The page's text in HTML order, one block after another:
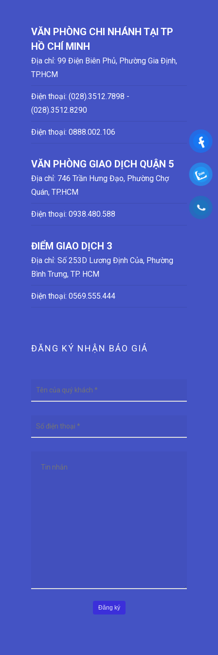
VĂN PHÒNG CHI NHÁNH TẠI TP
HỒ CHÍ MINH
Địa chỉ: 99 Điện Biên Phủ, Phường Gia Định,
TP.HCM
Điện thoại: (028).3512.7898 -
(028).3512.8290
Điện thoại: 0888.002.106
VĂN PHÒNG GIAO DỊCH QUẬN 5
Địa chỉ: 746 Trần Hưng Đạo, Phường Chợ
Quán, TP.HCM
Điện thoại: 0938.480.588
ĐIỂM GIAO DỊCH 3
Địa chỉ: Số 253D Lương Định Của, Phường
Bình Trưng, TP. HCM
Điện thoại: 0569.555.444
ĐĂNG KÝ NHẬN BÁO GIÁ